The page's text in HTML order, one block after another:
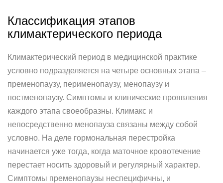
Классификация этапов
климактерического периода
Климактерический период в медицинской практике
условно подразделяется на четыре основных этапа –
пременопаузу, перименопаузу, менопаузу и
постменопаузу. Симптомы и клинические проявления
каждого этапа своеобразны. Климакс и
непосредственно менопауза связаны между собой
условно. На деле гормональная перестройка
начинается уже тогда, когда маточное кровотечение
перестает носить здоровый и регулярный характер.
Симптомы пременопаузы неспецифичны, и